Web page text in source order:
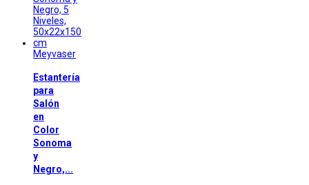
Meyvaser
Estantería
para
Salón
en
Color
Sonoma
y
Negro,...